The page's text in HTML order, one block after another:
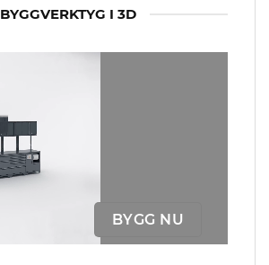
BYGGVERKTYG I 3D
BYGG NU